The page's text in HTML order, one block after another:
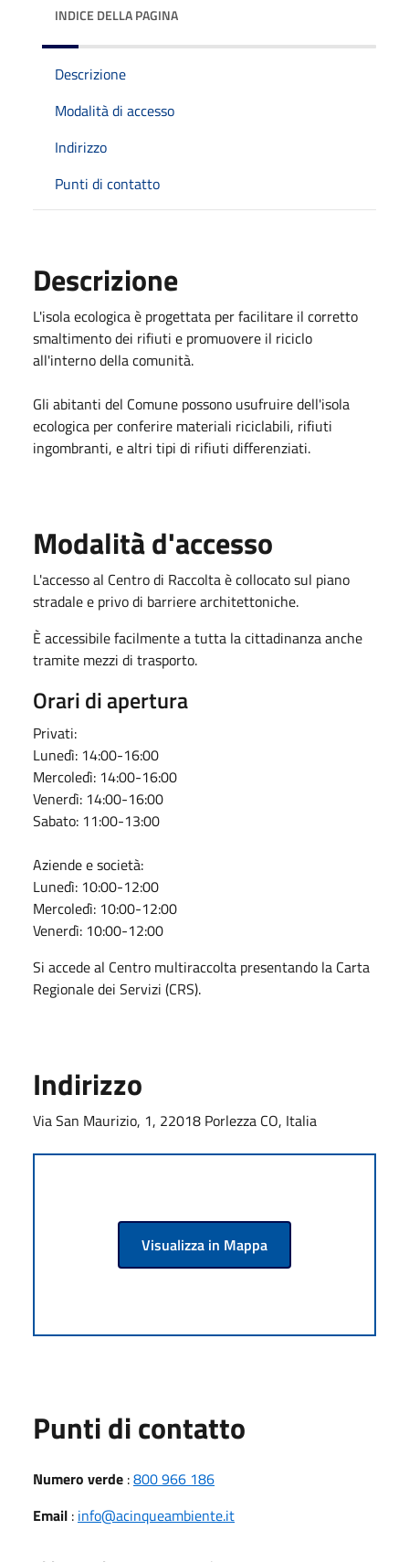
INDICE DELLA PAGINA
Descrizione
Modalità di accesso
Indirizzo
Punti di contatto
Descrizione
L'isola ecologica è progettata per facilitare il corretto
smaltimento dei rifiuti e promuovere il riciclo
all'interno della comunità.
Gli abitanti del Comune possono usufruire dell'isola
ecologica per conferire materiali riciclabili, rifiuti
ingombranti, e altri tipi di rifiuti differenziati.
Modalità d'accesso
L'accesso al Centro di Raccolta è collocato sul piano
stradale e privo di barriere architettoniche.
È accessibile facilmente a tutta la cittadinanza anche
tramite mezzi di trasporto.
Orari di apertura
Privati:
Lunedì: 14:00-16:00
Mercoledì: 14:00-16:00
Venerdì: 14:00-16:00
Sabato: 11:00-13:00
Aziende e società:
Lunedì: 10:00-12:00
Mercoledì: 10:00-12:00
Venerdì: 10:00-12:00
Si accede al Centro multiraccolta presentando la Carta
Regionale dei Servizi (CRS).
Indirizzo
Via San Maurizio, 1, 22018 Porlezza CO, Italia
Visualizza in Mappa
Punti di contatto
Numero verde :800 966 186
Email : info@acinqueambiente.it